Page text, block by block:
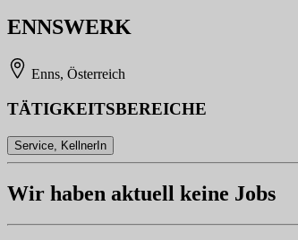
ENNSWERK
Enns, Österreich
TÄTIGKEITSBEREICHE
Service, KellnerIn
Wir haben aktuell keine Jobs